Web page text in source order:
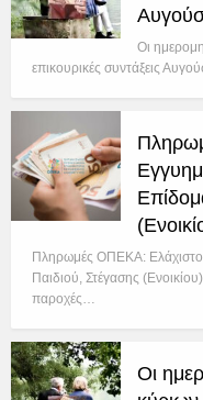
Οι
επικουρικές συντάξεις
Πληρωμές ΟΠΕΚΑ:
Παιδιού, Στέγασης
παροχές…
Οι